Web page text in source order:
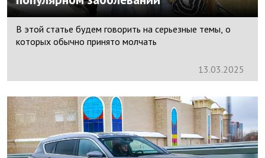
В этой статье будем говорить на серьезные темы, о
которых обычно принято молчать
13.03.2025